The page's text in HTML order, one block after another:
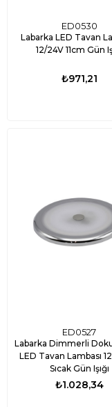
ED0530
Labarka LED Tavan
12/24V 11cm Gün
₺971,21
ED0527
Labarka Dimmerli
LED Tavan Lambası
Sıcak Gün Işığı
₺1.028,34